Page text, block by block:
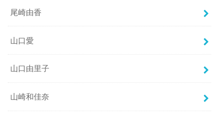
尾崎由香
山口愛
山口由里子
山崎和佳奈